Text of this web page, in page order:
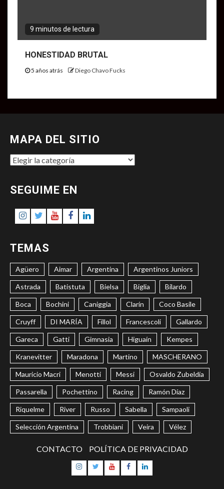
9 minutos de lectura
HONESTIDAD BRUTAL
5 años atrás Diego Chavo Fucks
MAPA DEL SITIO
MAPA
SITIO
SEGUIME EN
Instagram
TwitterYoutubeFacebookLinkedIn
TEMAS
Agüero Aimar Argentina Argentinos Juniors
Astrada Batistuta Bielsa Biglia Bilardo
Boca Bochini Caniggia Clarín Coco Basile
Cruyff DI MARÍA Fillol Francescoli Gallardo
Gareca Gatti Gimnasia Higuaín Kempes
Kranevitter Maradona Martino MASCHERANO
Mauricio Macri Menotti Messi Osvaldo Zubeldía
Passarella Pochettino Racing Ramón Díaz
Riquelme River Russo Sabella Sampaoli
Selección Argentina Trobbiani Veira Vélez
CONTACTO POLÍTICA DE PRIVACIDAD
Instagram
TwitterYoutubeFacebookLinkedIn